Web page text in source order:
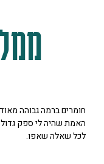
חומרים ברמה גבוהה מאוד
האמת שהיה לי ספק גדול
לכל שאלה שאפו.